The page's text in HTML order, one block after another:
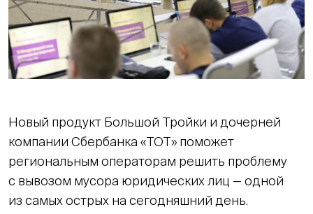
Новый продукт Большой Тройки и дочерней
компании Сбербанка «ТОТ» поможет
региональным операторам решить проблему
с вывозом мусора юридических лиц — одной
из самых острых на сегодняшний день.